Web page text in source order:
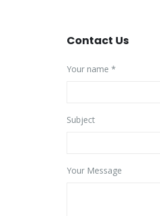
Contact Us
Your name *
Subject
Your Message